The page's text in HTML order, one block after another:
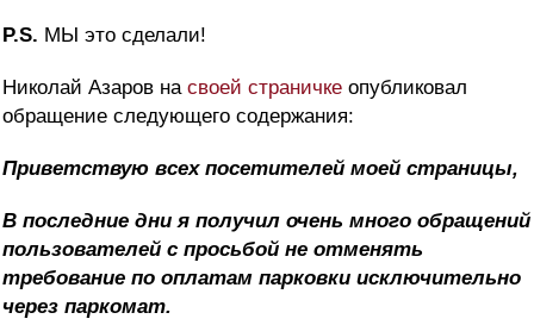
P.S. МЫ это сделали!
Николай Азаров на своей страничке опубликовал
обращение следующего содержания:
Приветствую всех посетителей моей страницы,
В последние дни я получил очень много обращений
пользователей с просьбой не отменять
требование по оплатам парковки исключительно
через паркомат.